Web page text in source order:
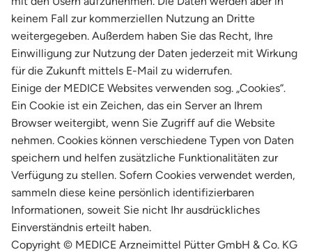
keinem Fall zur kommerziellen Nutzung an Dritte
weitergegeben. Außerdem haben Sie das Recht, Ihre
Einwilligung zur Nutzung der Daten jederzeit mit Wirkung
für die Zukunft mittels E-Mail zu widerrufen.
Einige der MEDICE Websites verwenden sog. „Cookies“.
Ein Cookie ist ein Zeichen, das ein Server an Ihrem
Browser weitergibt, wenn Sie Zugriff auf die Website
nehmen. Cookies können verschiedene Typen von Daten
speichern und helfen zusätzliche Funktionalitäten zur
Verfügung zu stellen. Sofern Cookies verwendet werden,
sammeln diese keine persönlich identifizierbaren
Informationen, soweit Sie nicht Ihr ausdrückliches
Einverständnis erteilt haben.
Copyright © MEDICE Arzneimittel Pütter GmbH & Co. KG